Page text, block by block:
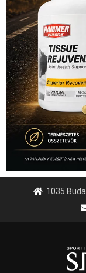
1035